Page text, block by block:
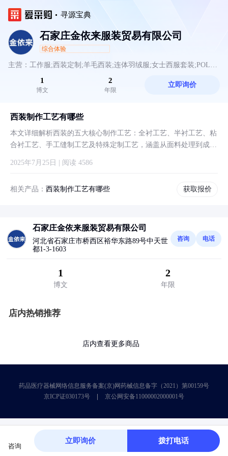
寻源宝典
石家庄金依来服装贸易有限公司
综合体验
主营：工作服;西装定制;羊毛西装;连体羽绒服;女士西服套装;POLO
衫;广告文化衫;T恤;劳保工作服;汽修工作服;冲锋衣;冲锋衣工作服;羊
1
博文
2
年限
立即询价
西装制作工艺有哪些
本文详细解析西装的五大核心制作工艺：全衬工艺、半衬工艺、粘
合衬工艺、手工缝制工艺及特殊定制工艺，涵盖从面料处理到成品
读者提供专业的西装制作知识参考。
2025年7月25日 | 阅读 4586
相关产品： 西装制作工艺有哪些 获取报价
石家庄金依来服装贸易有限公司
河北省石家庄市桥西区裕华东路89号中天世
都1-3-1603
咨询 电话
1
博文
2
年限
店内热销推荐
店内查看更多商品
药品医疗器械网络信息服务备案(京)网药械信息备字（2021）第00159号
京ICP证030173号
京公网安备11000002000001号
咨询
立即询价 拨打电话